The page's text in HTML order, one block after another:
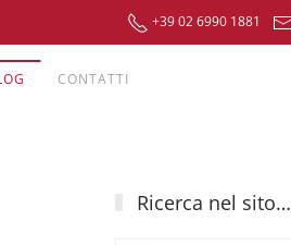
+39 02 6990 1881
CONTATTI
Ricerca nel sito…